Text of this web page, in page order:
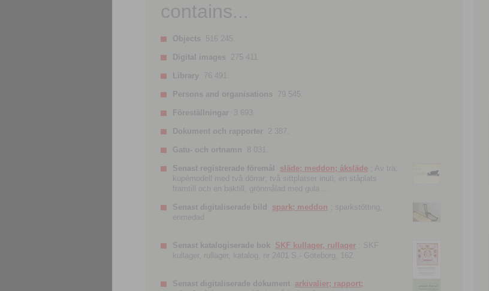
contains...
Objects 516 245.
Digital images 275 411.
Library 76 491.
Persons and organisations 79 545.
Föreställningar 3 693.
Dokument och rapporter 2 387.
Gatu- och ortnamn 8 031.
Senast registrerade föremål släde; meddon; åksläde ; Av trä;
kupémodell med två dörrar; två sittplatser inuti; en ståplats
framtill och en baktill; grönmålad med gula ...
Senast digitaliserade bild spark; meddon ; sparkstötting,
enmedad
Senast katalogiserade bok SKF kullager, rullager ; SKF
kullager, rullager, katalog. nr 2401 S.- Göteborg, 162
Senast digitaliserade dokument arkivalier; rapport;